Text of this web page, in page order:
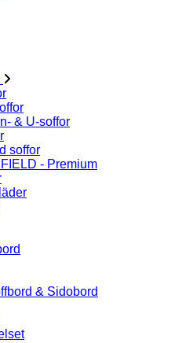
& U-soffor
soffor
- Premium
& Sidobord